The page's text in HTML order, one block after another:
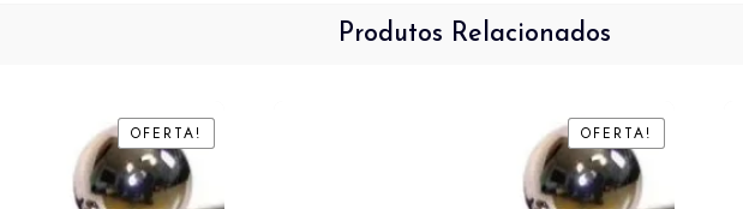
Produtos Relacionados
OFERTA!
OFERTA! OFERTA!
OFERTA!